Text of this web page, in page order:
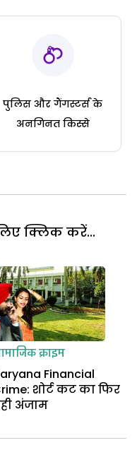
पुलिस और गैंगस्टर्स के
अनगिनत किस्से
क्लिक करें...
क्राइम
Financial
शोर्ट कट का फिर
अंजाम